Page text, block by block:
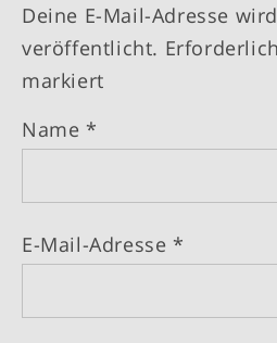
Deine E-Mail-Adresse
veröffentlicht.
markiert
Name *
E-Mail-Adresse *